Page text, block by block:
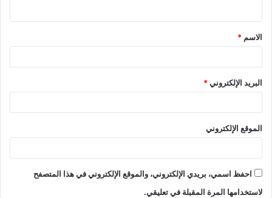
ق
*
الاسم *
البريد الإلكتروني*
الموقع الإلكتروني
احفظ اسمي، بريدي الإلكتروني، والموقع الإلكتروني في هذا المتصفح
لاستخدامها المرة المقبلة في تعليقي.